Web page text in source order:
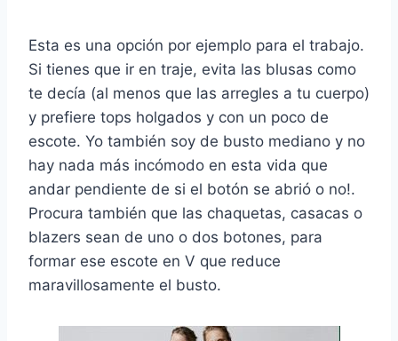
Esta es una opción por ejemplo para el trabajo.
Si tienes que ir en traje, evita las blusas como
te decía (al menos que las arregles a tu cuerpo)
y prefiere tops holgados y con un poco de
escote. Yo también soy de busto mediano y no
hay nada más incómodo en esta vida que
andar pendiente de si el botón se abrió o no!.
Procura también que las chaquetas, casacas o
blazers sean de uno o dos botones, para
formar ese escote en V que reduce
maravillosamente el busto.